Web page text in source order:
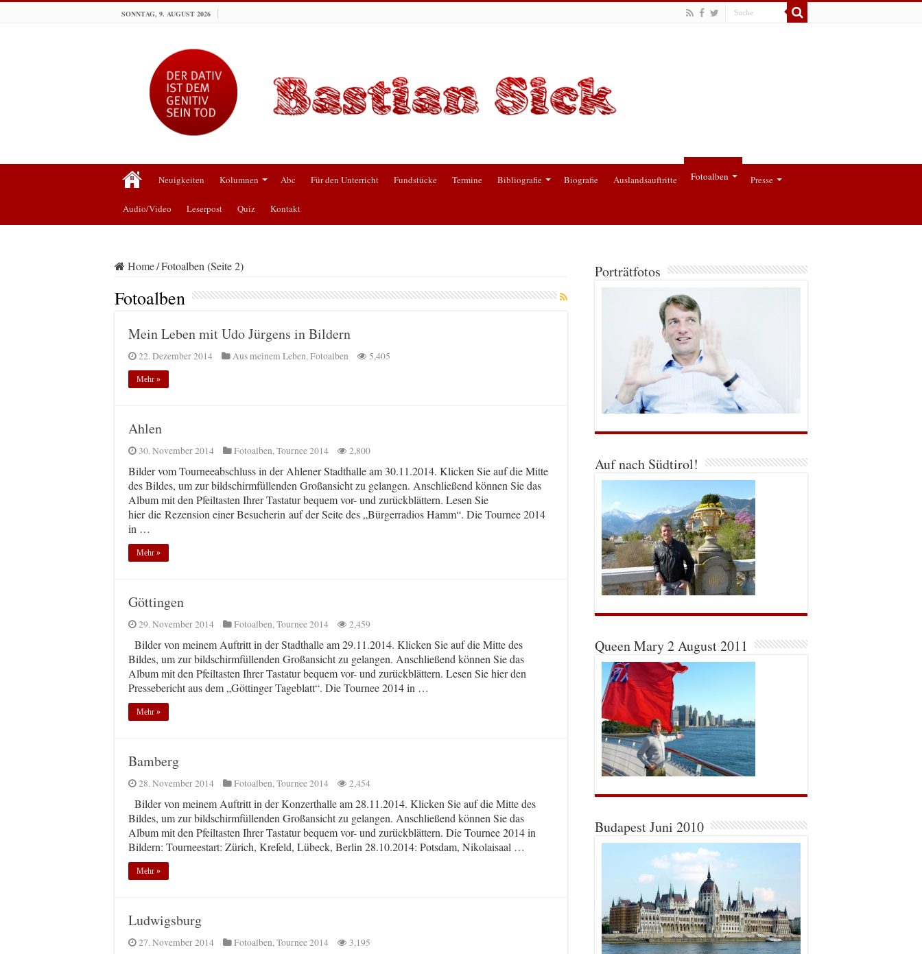
SONNTAG, 9. AUGUST 2026
Neuigkeiten Kolumnen Abc Für den Unterricht Fundstücke Termine Bibliografie Biografie Auslandsauftritte Fotoalben Presse
Audio/Video Leserpost Quiz Kontakt
Home/Fotoalben (Seite 2)
Fotoalben
Mein Leben mit Udo Jürgens in Bildern
22. Dezember 2014 Aus meinem Leben,Fotoalben 5,405
Mehr »
Ahlen
30. November 2014 Fotoalben,Tournee 2014 2,800
Bilder vom Tourneeabschluss in der Ahlener Stadthalle am 30.11.2014. Klicken Sie auf die Mitte
des Bildes, um zur bildschirmfüllenden Großansicht zu gelangen. Anschließend können Sie das
Album mit den Pfeiltasten Ihrer Tastatur bequem vor- und zurückblättern. Lesen Sie
hier die Rezension einer Besucherin auf der Seite des „Bürgerradios Hamm“. Die Tournee 2014
in …
Mehr »
Göttingen
29. November 2014 Fotoalben,Tournee 2014 2,459
Bilder von meinem Auftritt in der Stadthalle am 29.11.2014. Klicken Sie auf die Mitte des
Bildes, um zur bildschirmfüllenden Großansicht zu gelangen. Anschließend können Sie das
Album mit den Pfeiltasten Ihrer Tastatur bequem vor- und zurückblättern. Lesen Sie hier den
Pressebericht aus dem „Göttinger Tageblatt“. Die Tournee 2014 in …
Mehr »
Bamberg
28. November 2014 Fotoalben,Tournee 2014 2,454
Bilder von meinem Auftritt in der Konzerthalle am 28.11.2014. Klicken Sie auf die Mitte des
Bildes, um zur bildschirmfüllenden Großansicht zu gelangen. Anschließend können Sie das
Album mit den Pfeiltasten Ihrer Tastatur bequem vor- und zurückblättern. Die Tournee 2014 in
Bildern: Tourneestart: Zürich, Krefeld, Lübeck, Berlin 28.10.2014: Potsdam, Nikolaisaal …
Mehr »
Ludwigsburg
27. November 2014 Fotoalben,Tournee 2014 3,195
Porträtfotos
Auf nach Südtirol!
Queen Mary 2 August 2011
Budapest Juni 2010